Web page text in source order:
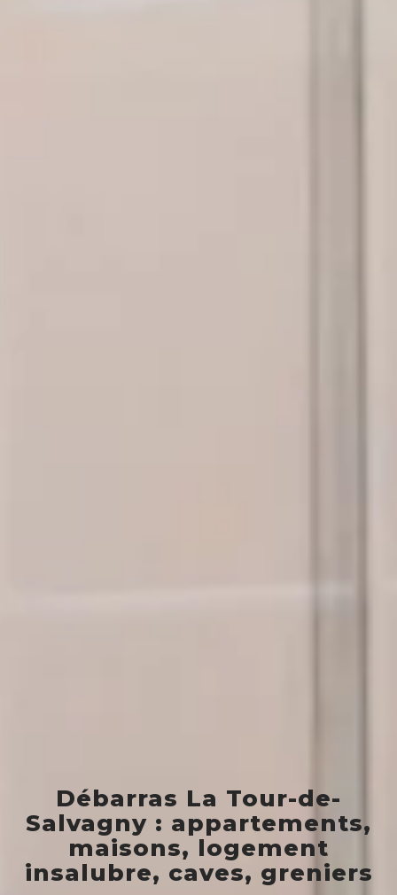
Débarras La Tour-de-
Salvagny : appartements,
maisons, logement
insalubre, caves, greniers